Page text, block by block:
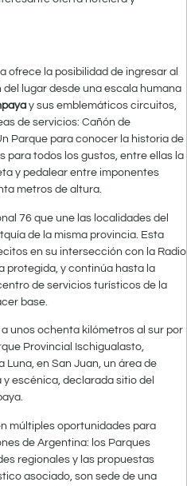
ofrece la posibilidad de ingresar al
lugar desde una escala humana
y sus emblemáticos circuitos,
de servicios: Cañón de
Parque para conocer la historia de
para todos los gustos, entre ellas la
y pedalear entre imponentes
metros de altura.
76 que une las localidades del
de la misma provincia. Esta
en su intersección con la Radio
protegida, y continúa hasta la
de servicios turísticos de la
base.
unos ochenta kilómetros al sur por
Provincial Ischigualasto,
en San Juan, un área de
escénica, declarada sitio del
múltiples oportunidades para
de Argentina: los Parques
regionales y las propuestas
asociado, son sede de una